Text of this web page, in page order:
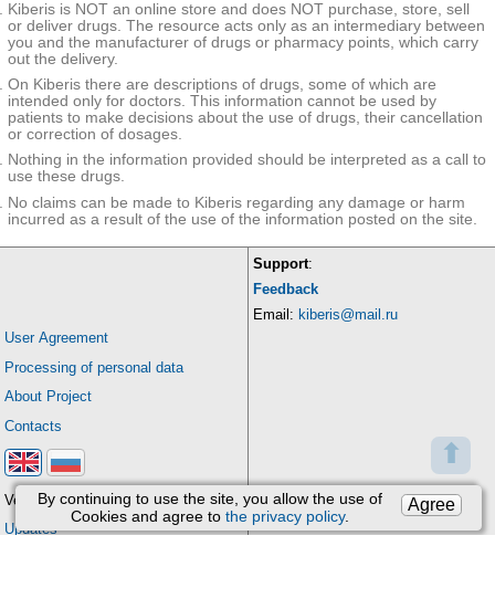
⬆
Agree
By continuing to use the site, you allow the use of
Cookies and agree to the privacy policy.
Kiberis is NOT an online store and does NOT purchase, store, sell
or deliver drugs. The resource acts only as an intermediary between
you and the manufacturer of drugs or pharmacy points, which carry
out the delivery.
On Kiberis there are descriptions of drugs, some of which are
intended only for doctors. This information cannot be used by
patients to make decisions about the use of drugs, their cancellation
or correction of dosages.
Nothing in the information provided should be interpreted as a call to
use these drugs.
No claims can be made to Kiberis regarding any damage or harm
incurred as a result of the use of the information posted on the site.
User Agreement
Processing of personal data
About Project
Contacts
Version: 4.9
Updates
Support:
Feedback
Email: kiberis@mail.ru